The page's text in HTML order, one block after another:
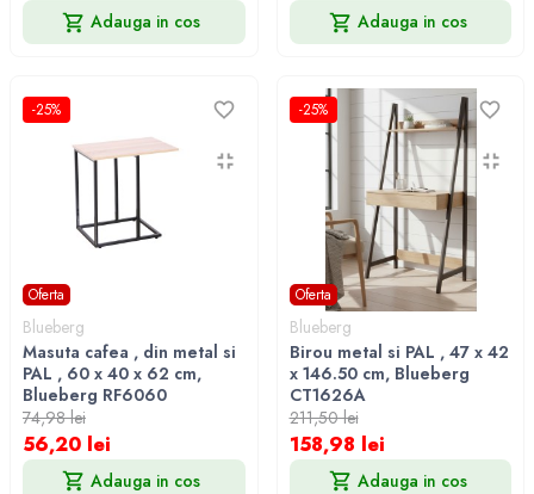
Adauga in cos Adauga in cos
-25%
Oferta
Blueberg
Masuta cafea , din metal si
PAL , 60 x 40 x 62 cm,
Blueberg RF6060
74,98 lei
56,20 lei
Adauga in cos
-25%
Oferta
Blueberg
Birou metal si PAL , 47 x 42
x 146.50 cm, Blueberg
CT1626A
211,50 lei
158,98 lei
Adauga in cos